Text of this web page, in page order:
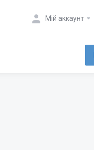
Мій аккаунт